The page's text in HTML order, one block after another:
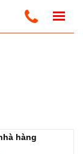
hàng